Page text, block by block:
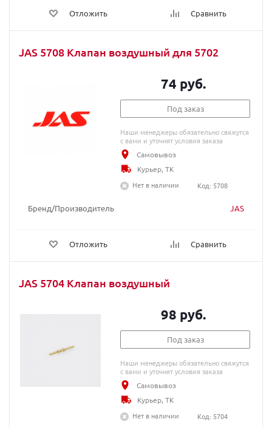
Отложить Сравнить
JAS 5708 Клапан воздушный для 5702
Бренд/Производитель JAS
Отложить Сравнить
74 руб.
Под заказ
Наши менеджеры обязательно свяжутся
с вами и уточнят условия заказа
Самовывоз
Курьер, ТК
Нет в наличии
Код: 5708
JAS 5704 Клапан воздушный
98 руб.
Под заказ
Наши менеджеры обязательно свяжутся
с вами и уточнят условия заказа
Самовывоз
Курьер, ТК
Нет в наличии
Код: 5704